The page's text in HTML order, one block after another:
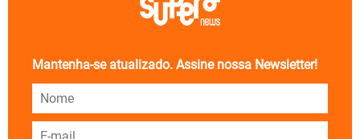
Mantenha-se atualizado. Assine nossa Newsletter!